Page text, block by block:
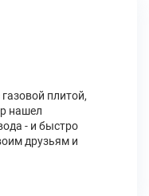
плитой,
нашел
- и быстро
друзьям и